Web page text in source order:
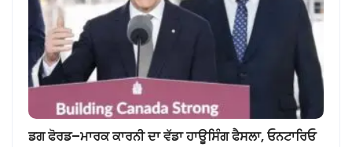
ਡਗ ਫੋਰਡ–ਮਾਰਕ ਕਾਰਨੀ ਦਾ ਵੱਡਾ ਹਾਊਸਿੰਗ ਫੈਸਲਾ, ਓਨਟਾਰਿਓ